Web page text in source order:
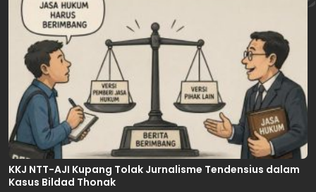
KKJ NTT-AJI Kupang Tolak Jurnalisme Tendensius dalam
Kasus Bildad Thonak